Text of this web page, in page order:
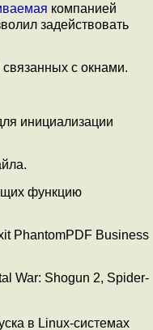
компанией
задействовать
с окнами.
инициализации
функцию
PhantomPDF Business
War: Shogun 2, Spider-
в Linux-системах